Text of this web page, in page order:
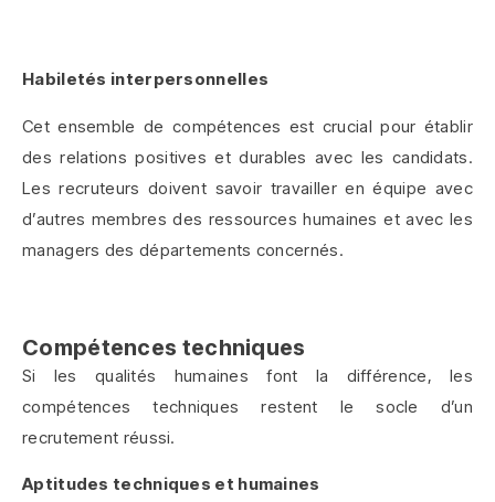
Habiletés interpersonnelles
Cet ensemble de compétences est crucial pour établir
des relations positives et durables avec les candidats.
Les recruteurs doivent savoir travailler en équipe avec
d’autres membres des ressources humaines et avec les
managers des départements concernés.
Compétences techniques
Si les qualités humaines font la différence, les
compétences techniques restent le socle d’un
recrutement réussi.
Aptitudes techniques et humaines